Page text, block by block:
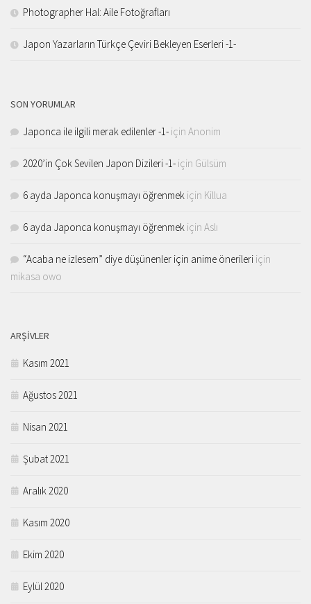
Photographer Hal: Aile Fotoğrafları
Japon Yazarların Türkçe Çeviri Bekleyen Eserleri -1-
SON YORUMLAR
Japonca ile ilgili merak edilenler -1- için Anonim
2020’in Çok Sevilen Japon Dizileri -1- için Gülsüm
6 ayda Japonca konuşmayı öğrenmek için Killua
6 ayda Japonca konuşmayı öğrenmek için Aslı
“Acaba ne izlesem” diye düşünenler için anime önerileri için
mikasa owo
ARŞIVLER
Kasım 2021
Ağustos 2021
Nisan 2021
Şubat 2021
Aralık 2020
Kasım 2020
Ekim 2020
Eylül 2020